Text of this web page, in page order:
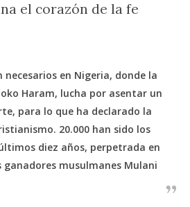
el corazón de la fe
necesarios en Nigeria, donde la
Haram, lucha por asentar un
para lo que ha declarado la
20.000 han sido los
diez años, perpetrada en
musulmanes Mulani